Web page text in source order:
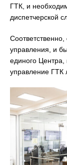
ГТК, и
диспетчерской
управления, и
единого Центра,
управление ГТК